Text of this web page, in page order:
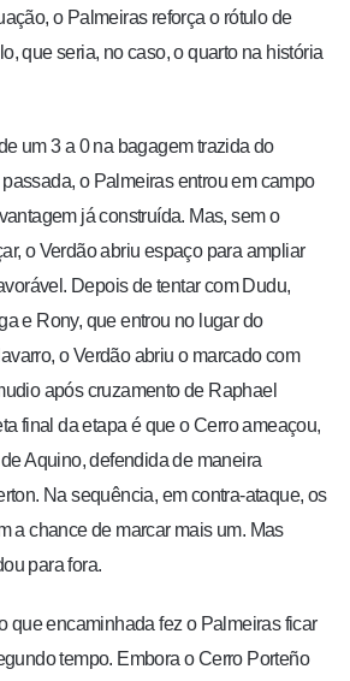
o Palmeiras reforça o rótulo de
que seria, no caso, o quarto na história
um 3 a 0 na bagagem trazida do
o Palmeiras entrou em campo
já construída. Mas, sem o
o Verdão abriu espaço para ampliar
Depois de tentar com Dudu,
e Rony, que entrou no lugar do
o Verdão abriu o marcado com
após cruzamento de Raphael
final da etapa é que o Cerro ameaçou,
Aquino, defendida de maneira
Na sequência, em contra-ataque, os
a chance de marcar mais um. Mas
para fora.
que encaminhada fez o Palmeiras ficar
tempo. Embora o Cerro Porteño